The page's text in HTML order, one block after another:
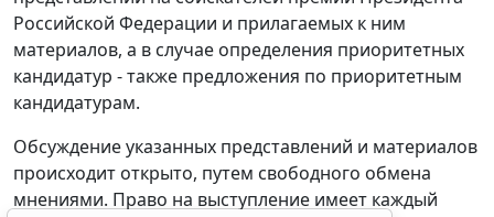
Российской Федерации и прилагаемых к ним
материалов, а в случае определения приоритетных
кандидатур - также предложения по приоритетным
кандидатурам.
Обсуждение указанных представлений и материалов
происходит открыто, путем свободного обмена
мнениями. Право на выступление имеет каждый